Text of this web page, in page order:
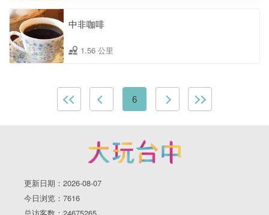
中非咖啡
1.56 公里
6
更新日期：2026-08-07
今日浏览：7616